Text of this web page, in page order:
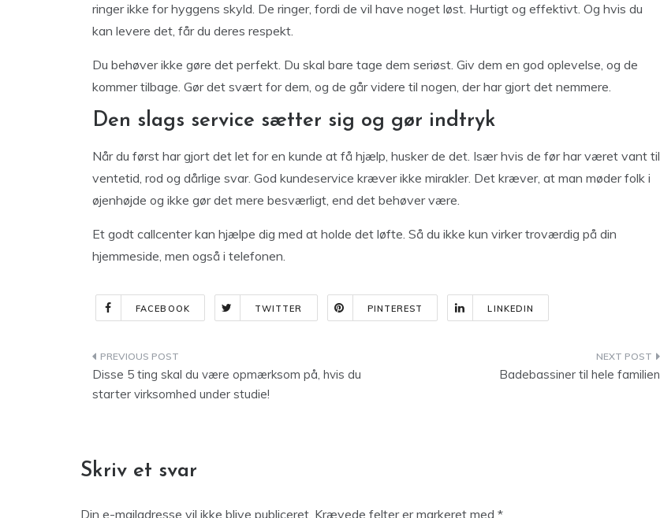
ringer ikke for hyggens skyld. De ringer, fordi de vil have noget løst. Hurtigt og effektivt. Og hvis du
kan levere det, får du deres respekt.
Du behøver ikke gøre det perfekt. Du skal bare tage dem seriøst. Giv dem en god oplevelse, og de
kommer tilbage. Gør det svært for dem, og de går videre til nogen, der har gjort det nemmere.
Den slags service sætter sig og gør indtryk
Når du først har gjort det let for en kunde at få hjælp, husker de det. Især hvis de før har været vant til
ventetid, rod og dårlige svar. God kundeservice kræver ikke mirakler. Det kræver, at man møder folk i
øjenhøjde og ikke gør det mere besværligt, end det behøver være.
Et godt callcenter kan hjælpe dig med at holde det løfte. Så du ikke kun virker troværdig på din
hjemmeside, men også i telefonen.
FACEBOOK TWITTER PINTEREST LINKEDIN
Indlægsnavigation
Disse 5 ting skal du være opmærksom på, hvis du
starter virksomhed under studie!
Badebassiner til hele familien
Skriv et svar
Din e-mailadresse vil ikke blive publiceret. Krævede felter er markeret med *